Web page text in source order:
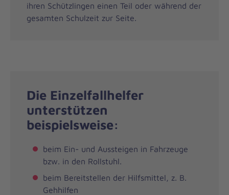
ihren Schützlingen einen Teil oder während der
gesamten Schulzeit zur Seite.
Die Einzelfallhelfer
unterstützen
beispielsweise:
beim Ein- und Aussteigen in Fahrzeuge
bzw. in den Rollstuhl.
beim Bereitstellen der Hilfsmittel, z. B.
Gehhilfen